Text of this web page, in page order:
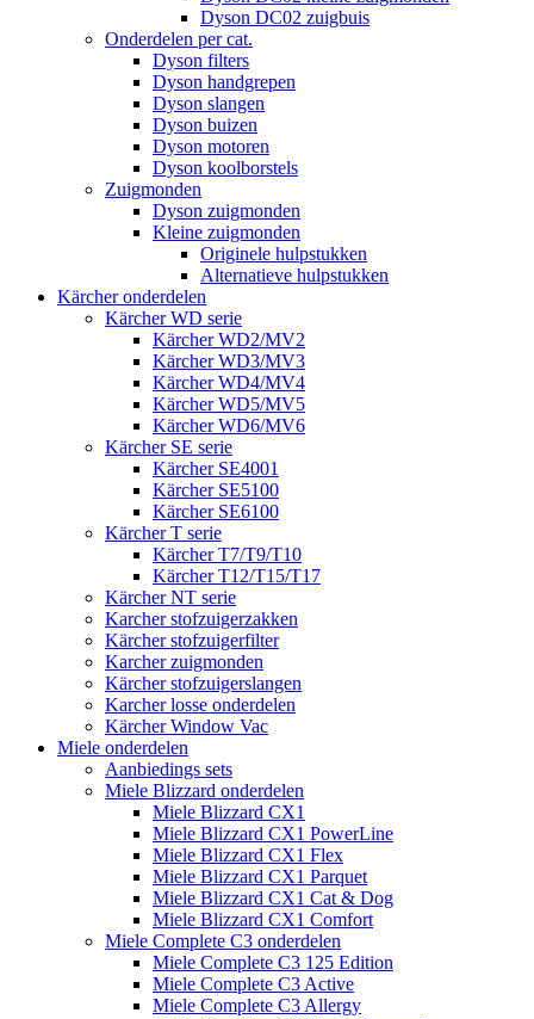
Dyson DC02 zuigbuis
Onderdelen per cat.
Dyson filters
Dyson handgrepen
Dyson slangen
Dyson buizen
Dyson motoren
Dyson koolborstels
Zuigmonden
Dyson zuigmonden
Kleine zuigmonden
Originele hulpstukken
Alternatieve hulpstukken
Kärcher onderdelen
Kärcher WD serie
Kärcher WD2/MV2
Kärcher WD3/MV3
Kärcher WD4/MV4
Kärcher WD5/MV5
Kärcher WD6/MV6
Kärcher SE serie
Kärcher SE4001
Kärcher SE5100
Kärcher SE6100
Kärcher T serie
Kärcher T7/T9/T10
Kärcher T12/T15/T17
Kärcher NT serie
Karcher stofzuigerzakken
Kärcher stofzuigerfilter
Karcher zuigmonden
Kärcher stofzuigerslangen
Karcher losse onderdelen
Kärcher Window Vac
Miele onderdelen
Aanbiedings sets
Miele Blizzard onderdelen
Miele Blizzard CX1
Miele Blizzard CX1 PowerLine
Miele Blizzard CX1 Flex
Miele Blizzard CX1 Parquet
Miele Blizzard CX1 Cat & Dog
Miele Blizzard CX1 Comfort
Miele Complete C3 onderdelen
Miele Complete C3 125 Edition
Miele Complete C3 Active
Miele Complete C3 Allergy